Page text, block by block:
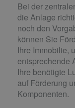
Bei der
die Anlage
noch den
können Sie
Ihre Immobilie,
entsprechende
Ihre benötigte
auf Förderung
Komponenten.